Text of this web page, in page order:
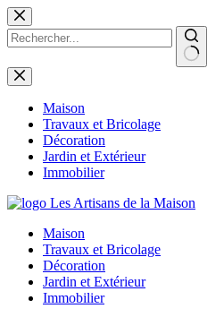
Passer
au
contenu
Aucun
résultat
Maison
Travaux et Bricolage
Décoration
Jardin et Extérieur
Immobilier
Maison
Travaux et Bricolage
Décoration
Jardin et Extérieur
Immobilier